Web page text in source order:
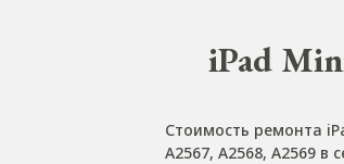
Стоимость ремонта
A2567, A2568, A2569 в
iPad